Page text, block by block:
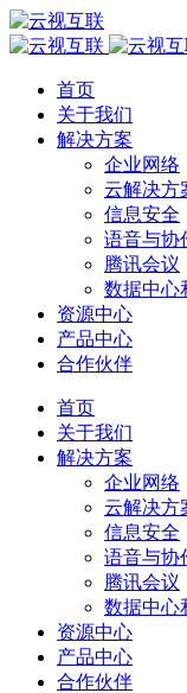
首页
关于我们
解决方案
企业网络
云解决方
信息安全
语音与协
腾讯会议
数据中心
资源中心
产品中心
合作伙伴
首页
关于我们
解决方案
企业网络
云解决方
信息安全
语音与协
腾讯会议
数据中心
资源中心
产品中心
合作伙伴